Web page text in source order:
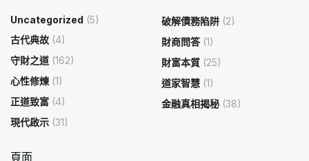
Uncategorized (5)
古代典故 (4)
守財之道 (162)
心性修煉 (1)
正道致富 (4)
現代啟示 (31)
破解債務陷阱 (2)
財商問答(1)
財富本質 (25)
道家智慧 (1)
金融真相揭秘 (38)
頁面